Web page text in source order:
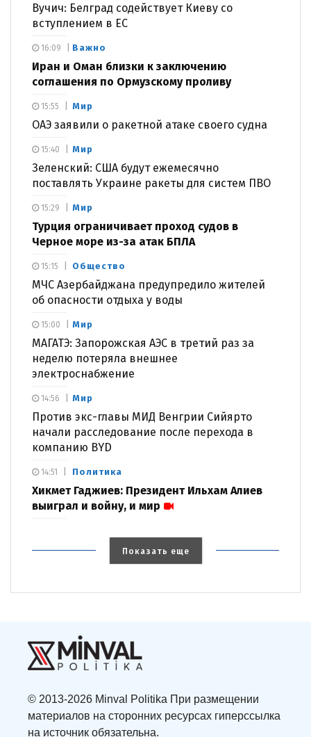
Вучич: Белград содействует Киеву со
вступлением в ЕС
Важно
Иран и Оман близки к заключению
соглашения по Ормузскому проливу
16:09
Мир
ОАЭ заявили о ракетной атаке своего судна
15:55
Мир
Зеленский: США будут ежемесячно
поставлять Украине ракеты для систем ПВО
15:40
Мир
Турция ограничивает проход судов в
Черное море из-за атак БПЛА
15:29
Общество
МЧС Азербайджана предупредило жителей
об опасности отдыха у воды
15:15
Мир
МАГАТЭ: Запорожская АЭС в третий раз за
неделю потеряла внешнее
электроснабжение
15:00
Мир
Против экс-главы МИД Венгрии Сийярто
начали расследование после перехода в
компанию BYD
14:56
Политика
Хикмет Гаджиев: Президент Ильхам Алиев
выиграл и войну, и мир
14:51
Показать еще
© 2013-2026 Minval Politika При размещении
материалов на сторонних ресурсах гиперссылка
на источник обязательна.